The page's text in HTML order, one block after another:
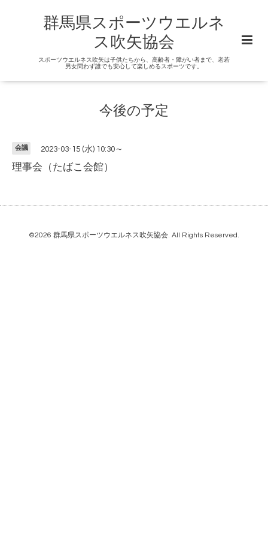
群馬県スポーツウエルネ
ス吹矢協会
スポーツウエルネス吹矢は子供たちから、高齢者・障がい者まで、老若
男女問わず誰でも安心して楽しめるスポーツです。
今後の予定
会議 2023-03-15 (水) 10:30～
理事会（たばこ会館）
©2026 群馬県スポーツウエルネス吹矢協会. All Rights Reserved.